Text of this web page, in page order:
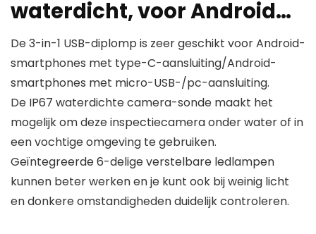
waterdicht, voor Android…
De 3-in-1 USB-diplomp is zeer geschikt voor Android-
smartphones met type-C-aansluiting/Android-
smartphones met micro-USB-/pc-aansluiting.
De IP67 waterdichte camera-sonde maakt het
mogelijk om deze inspectiecamera onder water of in
een vochtige omgeving te gebruiken.
Geïntegreerde 6-delige verstelbare ledlampen
kunnen beter werken en je kunt ook bij weinig licht
en donkere omstandigheden duidelijk controleren.